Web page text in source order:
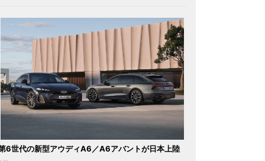
6世代の新型アウディA6／A6アバントが日本上陸